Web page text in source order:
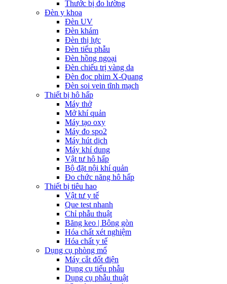
Thước bị đo lường
Đèn y khoa
Đèn UV
Đèn khám
Đèn thị lực
Đèn tiểu phẫu
Đèn hồng ngoại
Đèn chiếu trị vàng da
Đèn đọc phim X-Quang
Đèn soi vein tĩnh mạch
Thiết bị hô hấp
Máy thở
Mở khí quản
Máy tạo oxy
Máy đo spo2
Máy hút dịch
Máy khí dung
Vật tư hô hấp
Bộ đặt nội khí quản
Đo chức năng hô hấp
Thiết bị tiêu hao
Vật tư y tế
Que test nhanh
Chỉ phẫu thuật
Băng keo | Bông gòn
Hóa chất xét nghiệm
Hóa chất y tế
Dụng cụ phòng mổ
Máy cắt đốt điện
Dụng cụ tiểu phẫu
Dụng cụ phẫu thuật